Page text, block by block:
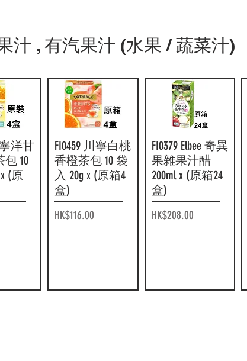
家鮮
)
有效 16 茶 (0 咖
啡因) 2L x (原箱
價格
HK$190.00
好味抹茶入玄
10包)
價格
HK$250.00
, 有汽果汁 (水果 / 蔬菜汁)
覽
寧洋甘
10
(原
快速瀏覽
FI0459 川寧白桃
香橙茶包 10 袋
入 20g x (原箱4
盒)
價格
HK$116.00
快速瀏覽
FI0379 Elbee 奇異
果雜果汁醋
200ml x (原箱24
盒)
價格
HK$208.00